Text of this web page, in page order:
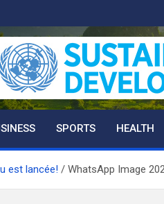
SPORTS HEALTH
est lancée! WhatsApp Image